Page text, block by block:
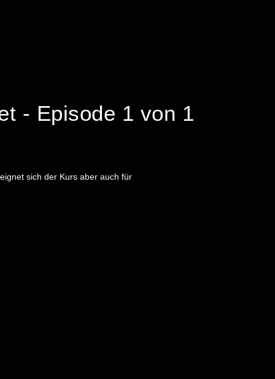
- Episode 1 von 1
sich der Kurs aber auch für